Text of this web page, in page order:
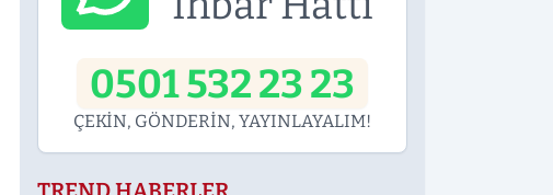
0501 532 23 23
ÇEKİN, GÖNDERİN, YAYINLAYALIM!